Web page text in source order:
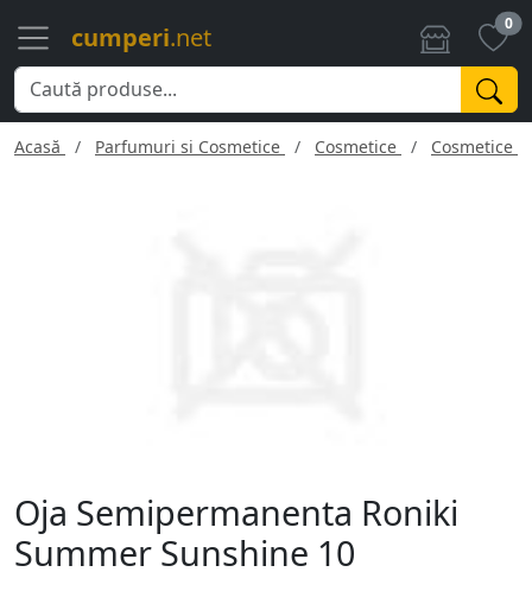
cumperi.net 0
Acasă Parfumuri si Cosmetice Cosmetice Cosmetice
Oja Semipermanenta Roniki
Summer Sunshine 10